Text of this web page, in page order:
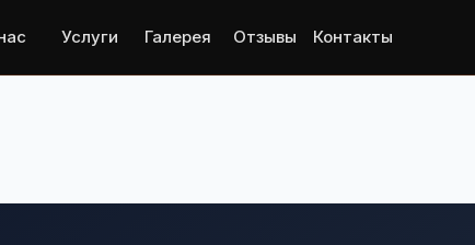
Услуги Галерея Отзывы Контакты